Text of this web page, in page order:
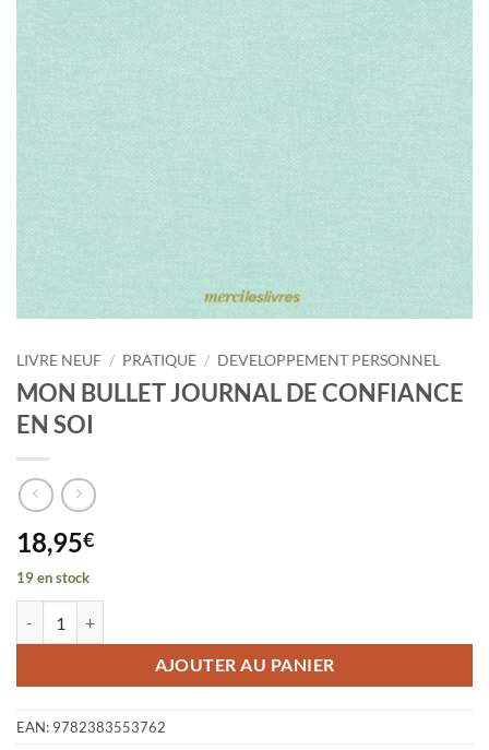
LIVRE NEUF / PRATIQUE / DEVELOPPEMENT PERSONNEL
MON BULLET JOURNAL DE CONFIANCE
EN SOI
18,95€
19 en stock
AJOUTER AU PANIER
EAN: 9782383553762